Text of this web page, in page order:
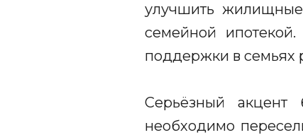
улучшить жилищные
семейной
поддержки в семьях
Серьёзный
необходимо